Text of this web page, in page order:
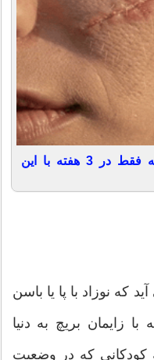
کاهش چشمگیر جای زخم و بخیه فقط در 3 هفته با این
که نوزاد با پا یا باسن
با زایمان بریچ به دنیا
به کودکانی که در وضعیت